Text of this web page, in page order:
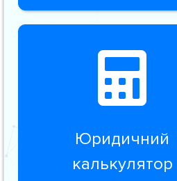
Юридичний
калькулятор